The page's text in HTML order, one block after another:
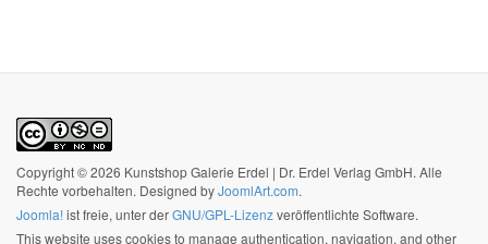
Copyright © 2026 Kunstshop Galerie Erdel | Dr. Erdel Verlag GmbH. Alle
Rechte vorbehalten. Designed byJoomlArt.com.
Joomla!ist freie, unter derGNU/GPL-Lizenzveröffentlichte Software.
This website uses cookies to manage authentication, navigation, and other